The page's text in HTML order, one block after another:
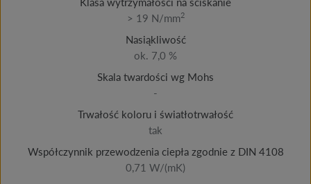
> 19 N/mm2
Nasiąkliwość
ok. 7,0 %
Skala twardości wg Mohs
-
Trwałość koloru i światłotrwałość
tak
Współczynnik przewodzenia ciepła zgodnie z DIN 4108
0,71 W/(mK)